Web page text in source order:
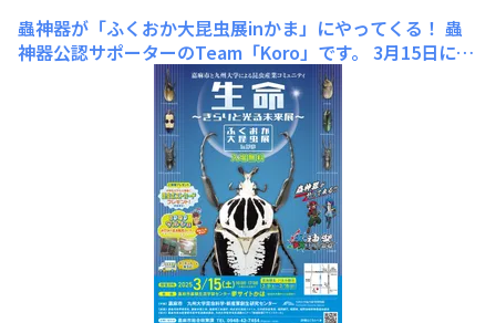
蟲神器が「ふくおか大昆虫展inかま」にやってくる！ 蟲
神器公認サポーターのTeam「Koro」です。 3月15日に嘉
麻市と九州大学が主催の「ふくおか大昆虫展inかま」が開
催されます！ なんとそのメインイベントのひとつにダイ
ソーオリジナルカードゲーム「蟲神器」が採用されまし
た！ そこで福岡住みの私を中心に大分県や東京都など